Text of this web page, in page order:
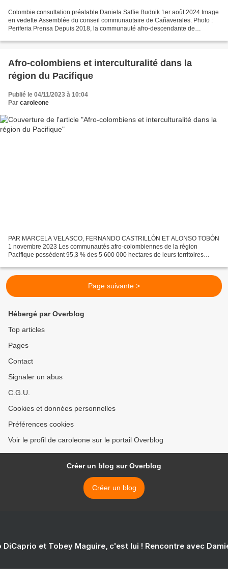
Colombie consultation préalable Daniela Saffie Budnik 1er août 2024 Image
en vedette Assemblée du conseil communautaire de Cañaverales. Photo :
Periferia Prensa Depuis 2018, la communauté afro-descendante de
Afro-colombiens et interculturalité dans la
région du Pacifique
Publié le 04/11/2023 à 10:04
Par caroleone
PAR MARCELA VELASCO, FERNANDO CASTRILLÓN ET ALONSO TOBÓN
1 novembre 2023 Les communautés afro-colombiennes de la région
Pacifique possèdent 95,3 % des 5 600 000 hectares de leurs territoires
Page suivante >
Hébergé par Overblog
Top articles
Pages
Contact
Signaler un abus
C.G.U.
Cookies et données personnelles
Préférences cookies
Voir le profil de caroleone sur le portail Overblog
Créer un blog sur Overblog
Créer un blog
DiCaprio et Tobey Maguire, c'est lui ! Rencontre avec